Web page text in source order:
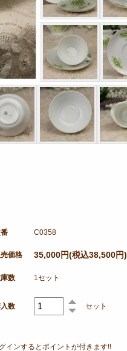
C0358
価格 35,000円(税込38,500円)
数 1セット
数 セット
インするとポイントが付きます!!